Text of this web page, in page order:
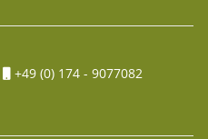
+49 (0) 174 - 9077082